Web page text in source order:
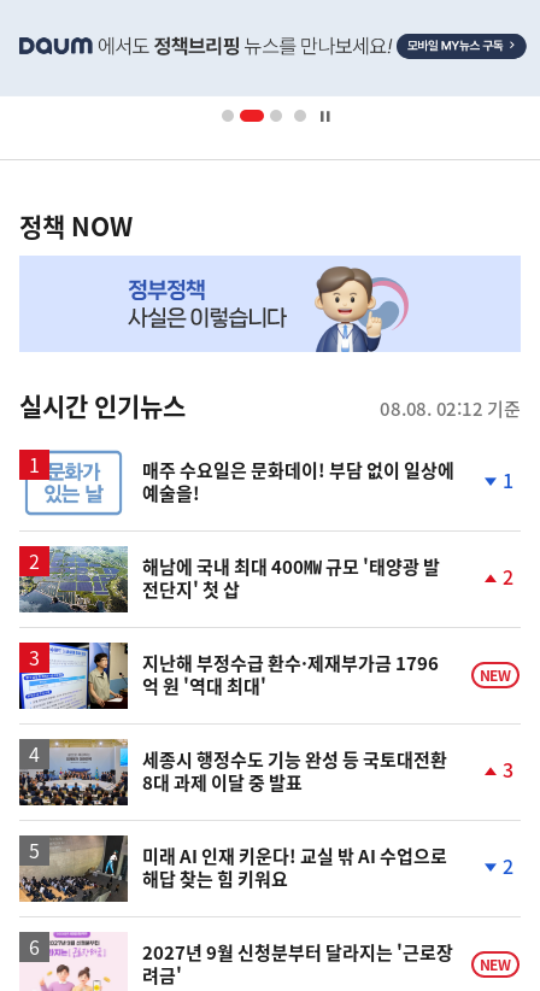
단
영
책
NOW,
뉴
스
정책 NOW
실시간 인기뉴스 08.08. 02:12 기준
매주 수요일은 문화데이! 부담 없이 일상에
예술을!
1
해남에 국내 최대 400㎿ 규모 '태양광 발
전단지' 첫 삽
승
2
지난해 부정수급 환수·제재부가금 1796
억 원 '역대 최대'
NEW
세종시 행정수도 기능 완성 등 국토대전환
8대 과제 이달 중 발표
3
미래 AI 인재 키운다! 교실 밖 AI 수업으로
해답 찾는 힘 키워요
락
2
2027년 9월 신청분부터 달라지는 '근로장
려금'
NEW